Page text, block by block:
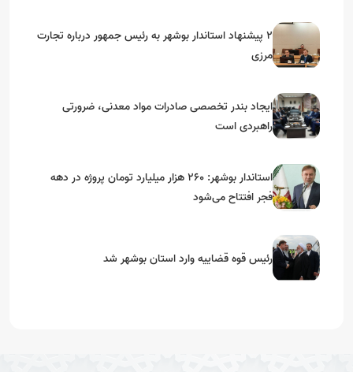
۲ پیشنهاد استاندار بوشهر به رئیس جمهور درباره تجارت
مرزی
ایجاد بندر تخصصی صادرات مواد معدنی، ضرورتی
راهبردی است
استاندار بوشهر: ۲۶۰ هزار میلیارد تومان پروژه در دهه
فجر افتتاح می‌شود
رئیس قوه قضاییه وارد استان بوشهر شد